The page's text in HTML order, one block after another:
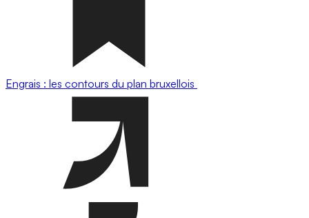
Engrais : les contours du plan bruxellois